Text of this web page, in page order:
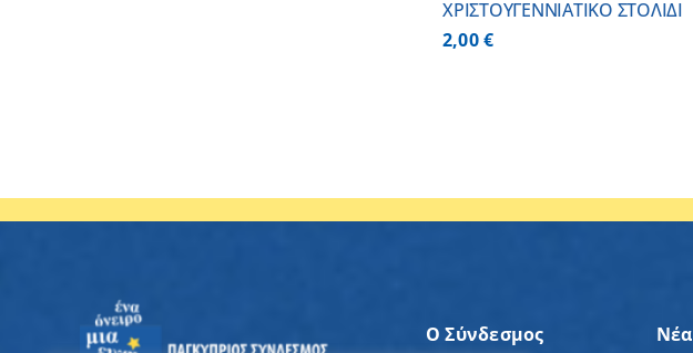
ΧΡΙΣΤΟΥΓΕΝΝΙΑΤΙΚO ΣΤΟΛΙΔΙ
2,00€
Ο Σύνδεσμος Νέα